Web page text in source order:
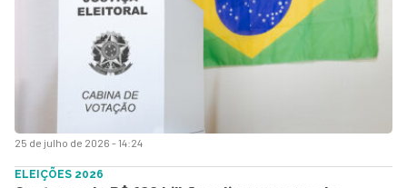
25 de julho de 2026 - 14:24
ELEIÇÕES 2026